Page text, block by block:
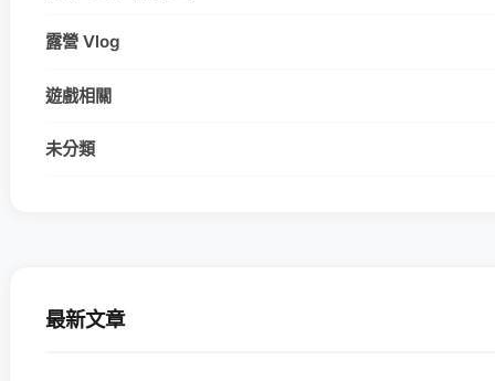
露營 Vlog
遊戲相關
未分類
最新文章